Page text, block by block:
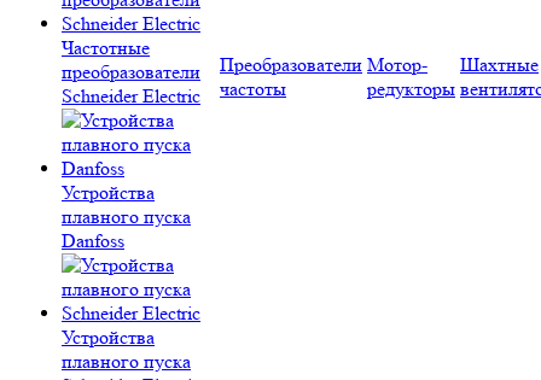
Частотные
преобразователи
Schneider Electric
Устройства
плавного пуска
Danfoss
Устройства
плавного пуска
Преобразователи
частоты
Мотор-
редукторы
Шахтные